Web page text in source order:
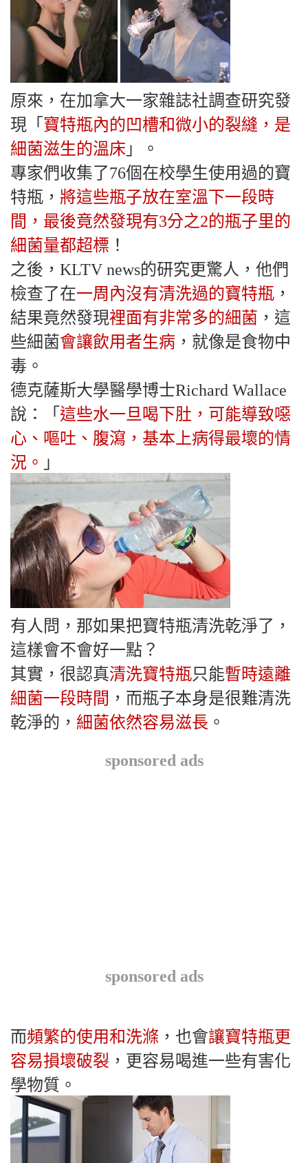
原來，在加拿大一家雜誌社調查研究發
現「 寶特瓶內的凹槽和微小的裂縫，是
細菌滋生的溫床 」。
專家們收集了76個在校學生使用過的寶
特瓶， 將這些瓶子放在室溫下一段時
間，最後竟然發現有3分之2的瓶子里的
細菌量都超標 ！
之後，KLTV news的研究更驚人，他們
檢查了在一周內沒有清洗過的寶特瓶，
結果竟然發現裡面有非常多的細菌 ，這
些細菌會讓飲用者生病 ，就像是食物中
毒。
德克薩斯大學醫學博士Richard Wallace
說：「 這些水一旦喝下肚，可能導致噁
心、嘔吐、腹瀉，基本上病得最壞的情
況。 」
有人問，那如果把寶特瓶清洗乾淨了，
這樣會不會好一點？
其實，很認真清洗寶特瓶只能暫時遠離
細菌一段時間 ，而瓶子本身是很難清洗
乾淨的， 細菌依然容易滋長 。
sponsored ads
sponsored ads
而頻繁的使用和洗滌 ，也會讓寶特瓶更
容易損壞破裂 ，更容易喝進一些有害化
學物質。